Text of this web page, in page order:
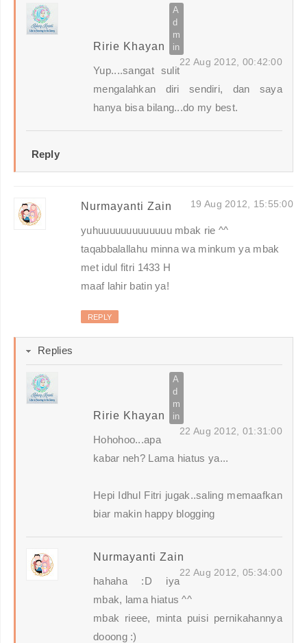
Ririe Khayan
22 Aug 2012, 00:42:00
Yup....sangat sulit
mengalahkan diri sendiri, dan saya
hanya bisa bilang...do my best.
Reply
Nurmayanti Zain 19 Aug 2012, 15:55:00
yuhuuuuuuuuuuuuu mbak rie ^^
taqabbalallahu minna wa minkum ya mbak
met idul fitri 1433 H
maaf lahir batin ya!
REPLY
Replies
Ririe Khayan
22 Aug 2012, 01:31:00
Hohohoo...apa
kabar neh? Lama hiatus ya...
Hepi Idhul Fitri jugak..saling memaafkan
biar makin happy blogging
Nurmayanti Zain
22 Aug 2012, 05:34:00
hahaha :D iya
mbak, lama hiatus ^^
mbak rieee, minta puisi pernikahannya
dooong :)